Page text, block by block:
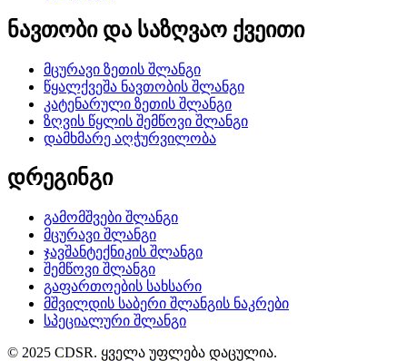
ნავთობი და საზღვაო ქვეითი
მცურავი ზეთის შლანგი
წყალქვეშა ნავთობის შლანგი
კატენარული ზეთის შლანგი
ზღვის წყლის შემწოვი შლანგი
დამხმარე აღჭურვილობა
დრეგინგი
გამომშვები შლანგი
მცურავი შლანგი
ჯავშანტექნიკის შლანგი
შემწოვი შლანგი
გაფართოების სახსარი
მშვილდის საბერი შლანგის ნაკრები
სპეციალური შლანგი
© 2025 CDSR. ყველა უფლება დაცულია.